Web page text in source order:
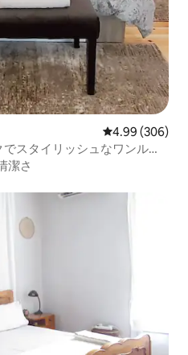
レビュー306
4.99 (306)
スタイリッシュなワンルー
潔さ